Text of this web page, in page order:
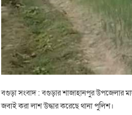
বগুড়া সংবাদ : বগুড়ার শাজাহানপুর উপজেলার
জবাই করা লাশ উদ্ধার করেছে থানা পুলিশ।